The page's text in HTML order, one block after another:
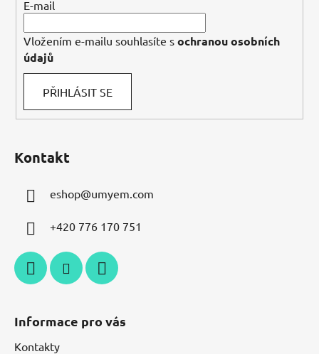
E-mail
Vložením e-mailu souhlasíte s ochranou osobních
údajů
PŘIHLÁSIT SE
Kontakt
eshop@umyem.com
+420 776 170 751
Informace pro vás
Kontakty